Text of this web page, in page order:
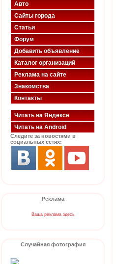
Авто
Сайты города
Статьи
Форум
Добавить объявление
Каталог организаций
Реклама на сайте
Знакомства
Контакты
Читать на Яндексе
Читать на Android
Следите за новостями в
социальных сетях:
Реклама
Ваша реклама здесь
Случайная фотография